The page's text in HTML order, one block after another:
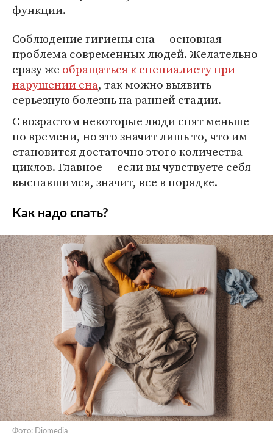
функции.
Соблюдение гигиены сна — основная
проблема современных людей. Желательно
сразу же обращаться к специалисту при
нарушении сна, так можно выявить
серьезную болезнь на ранней стадии.
С возрастом некоторые люди спят меньше
по времени, но это значит лишь то, что им
становится достаточно этого количества
циклов. Главное — если вы чувствуете себя
выспавшимся, значит, все в порядке.
Как надо спать?
Фото: Diomedia